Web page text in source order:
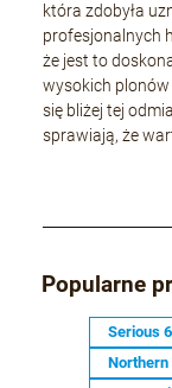
która zdobyła
profesjonalnych
że jest to
wysokich
się bliżej tej
sprawiają, że
Popularne
Serious 6
Northern